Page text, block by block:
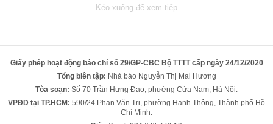
Giấy phép hoạt động báo chí số 29/GP-CBC Bộ TTTT cấp ngày 24/12/2020
Tổng biên tập: Nhà báo Nguyễn Thị Mai Hương
Tòa soạn: Số 70 Trần Hưng Đạo, phường Cửa Nam, Hà Nội.
VPĐD tại TP.HCM: 590/24 Phan Văn Trị, phường Hạnh Thông, Thành phố Hồ
Chí Minh.